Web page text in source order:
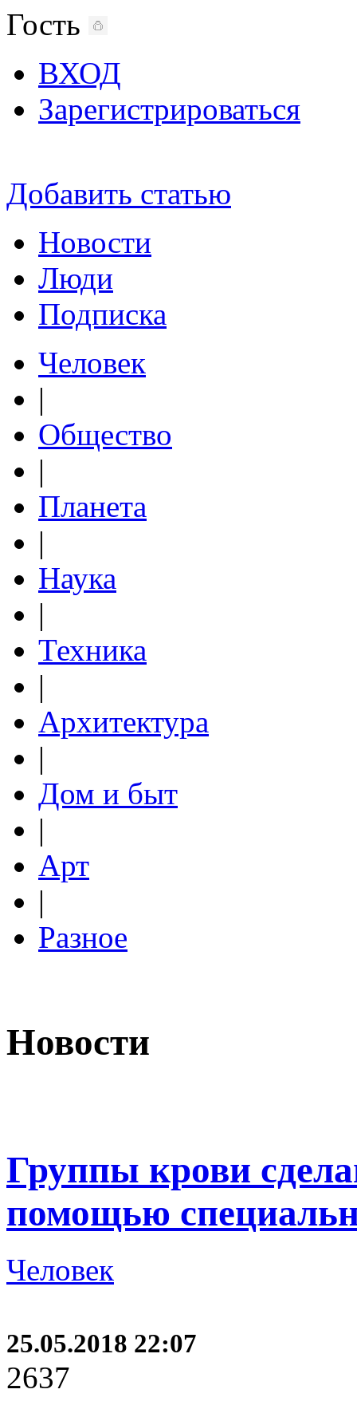
Гость
ВХОД
Зарегистрироваться
Добавить статью
Новости
Люди
Подписка
Человек
|
Общество
|
Планета
|
Наука
|
Техника
|
Архитектура
|
Дом и быт
|
Арт
|
Разное
Новости
Группы крови
помощью
Человек
25.05.2018 22:07
2637